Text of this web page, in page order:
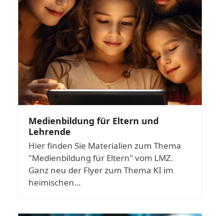
Medienbildung für Eltern und
Lehrende
Hier finden Sie Materialien zum Thema
"Medienbildung für Eltern" vom LMZ.
Ganz neu der Flyer zum Thema KI im
heimischen…